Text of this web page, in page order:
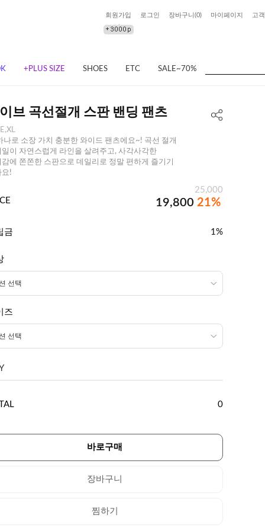
회원가입 로그인 장바구니(0) 마이페이지 고
+PLUS SIZE SHOES ETC SALE~70%
브 곡선절개 스판 밴딩 팬츠
나로 소장 가치 충분한 와이드 팬츠에요~! 곡선 절개
일이 자연스럽게 라인을 살려주고, 사각사각한
에 쫀쫀한 스판으로 데일리로 정말 편하게 즐기기
요!
25,000
19,800 21%
금 1%
즈
0
바로구매
장바구니
찜하기